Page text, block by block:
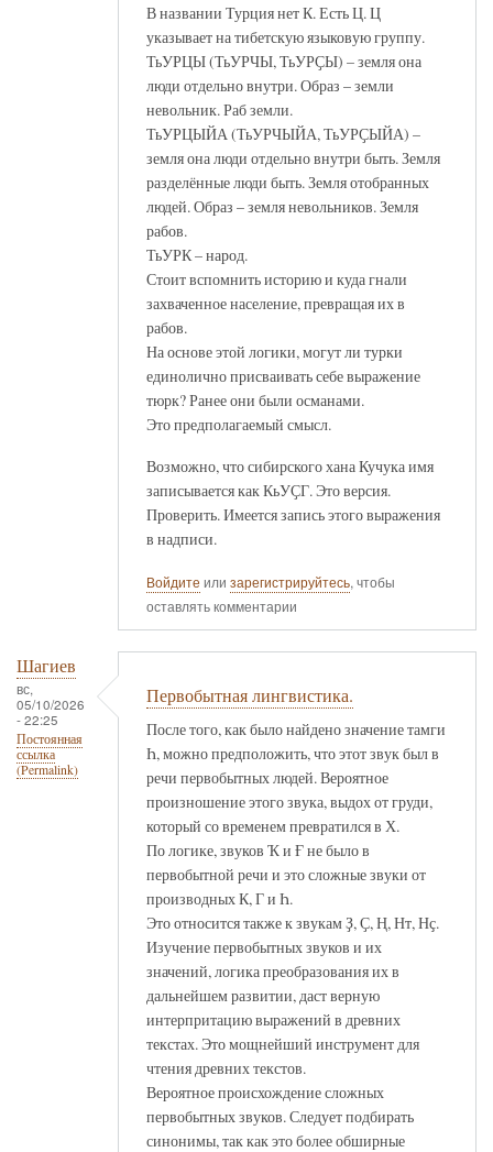
В названии Турция нет К. Есть Ц. Ц
указывает на тибетскую языковую группу.
ТьУРЦЫ (ТьУРЧЫ, ТьУРҪЫ) – земля она
люди отдельно внутри. Образ – земли
невольник. Раб земли.
ТьУРЦЫЙА (ТьУРЧЫЙА, ТьУРҪЫЙА) –
земля она люди отдельно внутри быть. Земля
разделённые люди быть. Земля отобранных
людей. Образ – земля невольников. Земля
рабов.
ТьУРК – народ.
Стоит вспомнить историю и куда гнали
захваченное население, превращая их в
рабов.
На основе этой логики, могут ли турки
единолично присваивать себе выражение
тюрк? Ранее они были османами.
Это предполагаемый смысл.
Возможно, что сибирского хана Кучука имя
записывается как КьУҪГ. Это версия.
Проверить. Имеется запись этого выражения
в надписи.
Войдите или зарегистрируйтесь, чтобы
оставлять комментарии
Шагиев
вс,
05/10/2026
- 22:25
Постоянная
ссылка
(Permalink)
Первобытная лингвистика.
После того, как было найдено значение тамги
Һ, можно предположить, что этот звук был в
речи первобытных людей. Вероятное
произношение этого звука, выдох от груди,
который со временем превратился в Х.
По логике, звуков Ҡ и Ғ не было в
первобытной речи и это сложные звуки от
производных К, Г и Һ.
Это относится также к звукам Ҙ, Ҫ, Ң, Нт, Нҫ.
Изучение первобытных звуков и их
значений, логика преобразования их в
дальнейшем развитии, даст верную
интерпритацию выражений в древних
текстах. Это мощнейший инструмент для
чтения древних текстов.
Вероятное происхождение сложных
первобытных звуков. Следует подбирать
синонимы, так как это более обширные